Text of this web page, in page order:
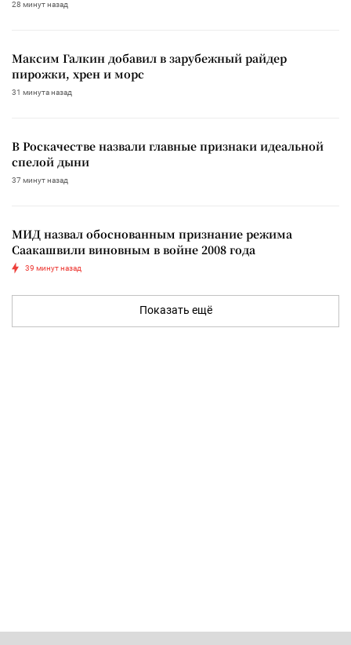
28 минут назад
Максим Галкин добавил в зарубежный райдер
пирожки, хрен и морс
31 минута назад
В Роскачестве назвали главные признаки идеальной
спелой дыни
37 минут назад
МИД назвал обоснованным признание режима
Саакашвили виновным в войне 2008 года
39 минут назад
Показать ещё